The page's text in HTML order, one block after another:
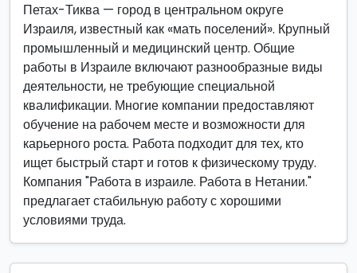
Петах-Тиква — город в центральном округе
Израиля, известный как «мать поселений». Крупный
промышленный и медицинский центр. Общие
работы в Израиле включают разнообразные виды
деятельности, не требующие специальной
квалификации. Многие компании предоставляют
обучение на рабочем месте и возможности для
карьерного роста. Работа подходит для тех, кто
ищет быстрый старт и готов к физическому труду.
Компания "Работа в израиле. Работа в Нетании."
предлагает стабильную работу с хорошими
условиями труда.